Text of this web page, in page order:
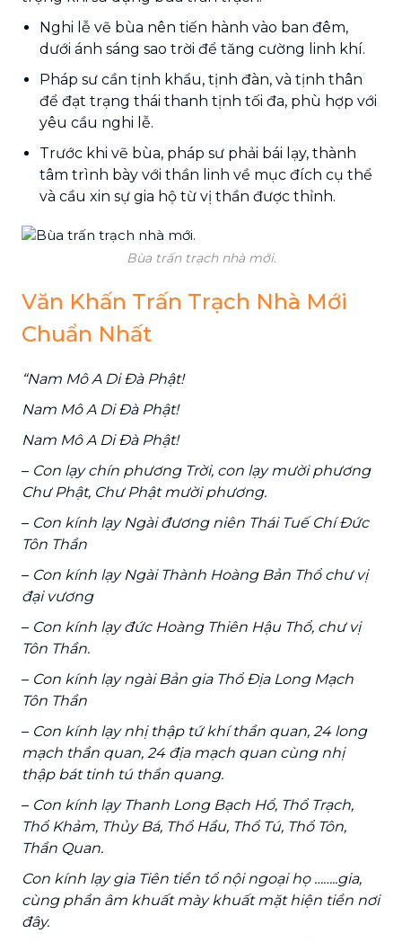
Nghi lễ vẽ bùa nên tiến hành vào ban đêm,
dưới ánh sáng sao trời để tăng cường linh khí.
Pháp sư cần tịnh khẩu, tịnh đàn, và tịnh thân
để đạt trạng thái thanh tịnh tối đa, phù hợp với
yêu cầu nghi lễ.
Trước khi vẽ bùa, pháp sư phải bái lạy, thành
tâm trình bày với thần linh về mục đích cụ thể
và cầu xin sự gia hộ từ vị thần được thỉnh.
Bùa trấn trạch nhà mới.
Văn Khấn Trấn Trạch Nhà Mới
Chuẩn Nhất
“Nam Mô A Di Đà Phật!
Nam Mô A Di Đà Phật!
Nam Mô A Di Đà Phật!
– Con lạy chín phương Trời, con lạy mười phương
Chư Phật, Chư Phật mười phương.
– Con kính lạy Ngài đương niên Thái Tuế Chí Đức
Tôn Thần
– Con kính lạy Ngài Thành Hoàng Bản Thổ chư vị
đại vương
– Con kính lạy đức Hoàng Thiên Hậu Thổ, chư vị
Tôn Thần.
– Con kính lạy ngài Bản gia Thổ Địa Long Mạch
Tôn Thần
– Con kính lạy nhị thập tứ khí thần quan, 24 long
mạch thần quan, 24 địa mạch quan cùng nhị
thập bát tinh tú thần quang.
– Con kính lạy Thanh Long Bạch Hổ, Thổ Trạch,
Thổ Khảm, Thủy Bá, Thổ Hầu, Thổ Tú, Thổ Tôn,
Thần Quan.
Con kính lạy gia Tiên tiền tổ nội ngoại họ ……..gia,
cùng phần âm khuất mày khuất mặt hiện tiền nơi
đây.